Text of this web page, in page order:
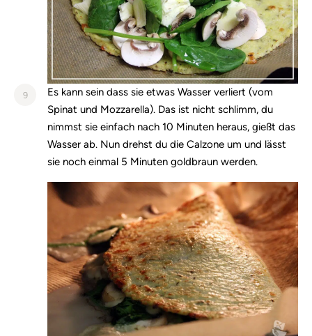
9
Es kann sein dass sie etwas Wasser verliert (vom
Spinat und Mozzarella). Das ist nicht schlimm, du
nimmst sie einfach nach 10 Minuten heraus, gießt das
Wasser ab. Nun drehst du die Calzone um und lässt
sie noch einmal 5 Minuten goldbraun werden.